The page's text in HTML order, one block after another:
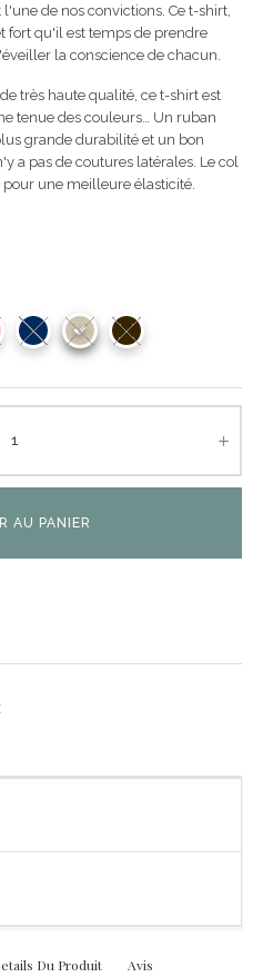
de nos convictions. Ce t-shirt,
fort qu'il est temps de prendre
la conscience de chacun.
très haute qualité, ce t-shirt est
tenue des couleurs… Un ruban
grande durabilité et un bon
a pas de coutures latérales. Le col
une meilleure élasticité.
AU PANIER
Du Produit Avis